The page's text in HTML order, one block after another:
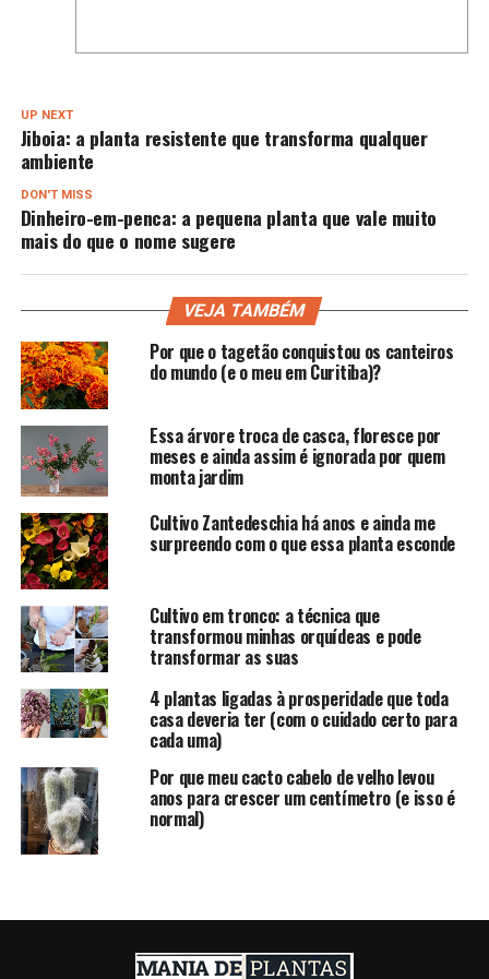
UP NEXT
Jiboia: a planta resistente que transforma qualquer
ambiente
DON'T MISS
Dinheiro-em-penca: a pequena planta que vale muito
mais do que o nome sugere
VEJA TAMBÉM
Por que o tagetão conquistou os canteiros
do mundo (e o meu em Curitiba)?
Essa árvore troca de casca, floresce por
meses e ainda assim é ignorada por quem
monta jardim
Cultivo Zantedeschia há anos e ainda me
surpreendo com o que essa planta esconde
Cultivo em tronco: a técnica que
transformou minhas orquídeas e pode
transformar as suas
4 plantas ligadas à prosperidade que toda
casa deveria ter (com o cuidado certo para
cada uma)
Por que meu cacto cabelo de velho levou
anos para crescer um centímetro (e isso é
normal)